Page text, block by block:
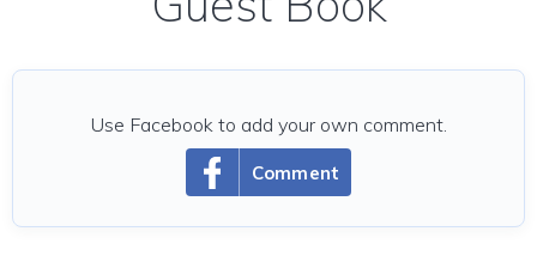
Comment
Use Facebook to add your own comment.